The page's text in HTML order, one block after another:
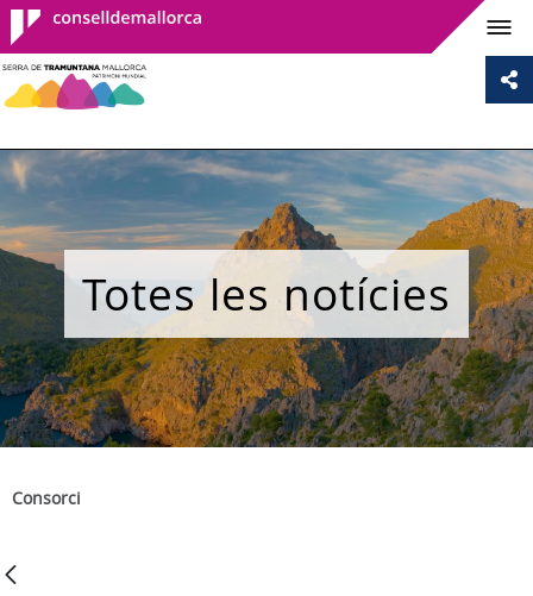
Consell de
Mallorca
Totes les notícies
Consorci